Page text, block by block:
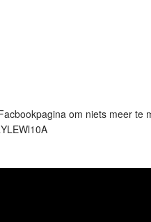
om niets meer te